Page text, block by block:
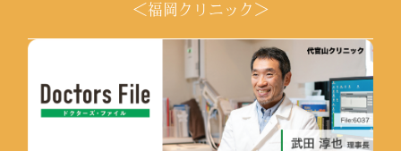
＜福岡クリニック＞